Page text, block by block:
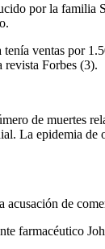
por la familia
ventas por
revista Forbes (3).
de muertes
La epidemia
de
farmacéutico